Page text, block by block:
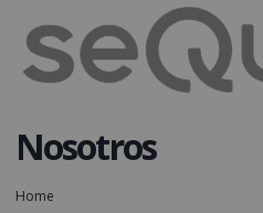
Nosotros
Home